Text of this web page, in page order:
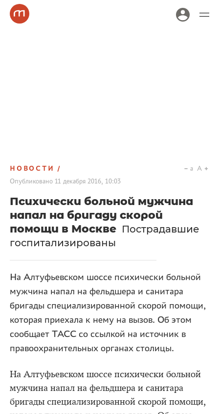
НОВОСТИ
Опубликовано 11 декабря 2016, 10:03
a A
Психически больной мужчина
напал на бригаду скорой
помощи в Москве Пострадавшие
госпитализированы
На Алтуфьевском шоссе психически больной
мужчина напал на фельдшера и санитара
бригады специализированной скорой помощи,
которая приехала к нему на вызов. Об этом
сообщает ТАСС со ссылкой на источник в
правоохранительных органах столицы.
На Алтуфьевском шоссе психически больной
мужчина напал на фельдшера и санитара
бригады специализированной скорой помощи,